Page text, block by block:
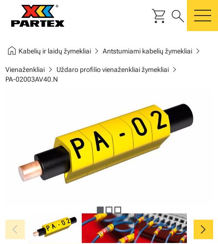
shopping_cart search
home Kabelių ir laidų žymekliaichevron_right Antstumiami kabelių žymekliaichevron_right
Vienaženkliaichevron_right Uždaro profilio vienaženkliai žymekliaichevron_right
PA-02003AV40.N
chevron_left chevron_right